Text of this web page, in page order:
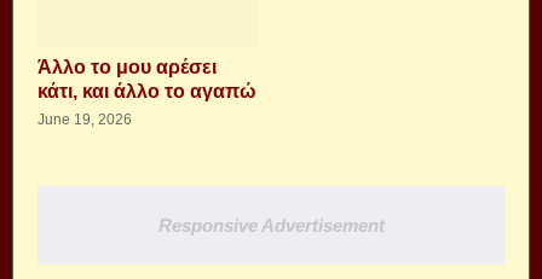
Άλλο το μου αρέσει
κάτι, και άλλο το αγαπώ
June 19, 2026
Responsive Advertisement